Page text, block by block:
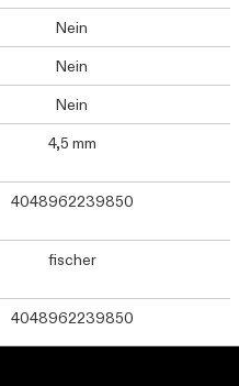
Nein
Nein
Nein
4,5 mm
4048962239850
fischer
4048962239850